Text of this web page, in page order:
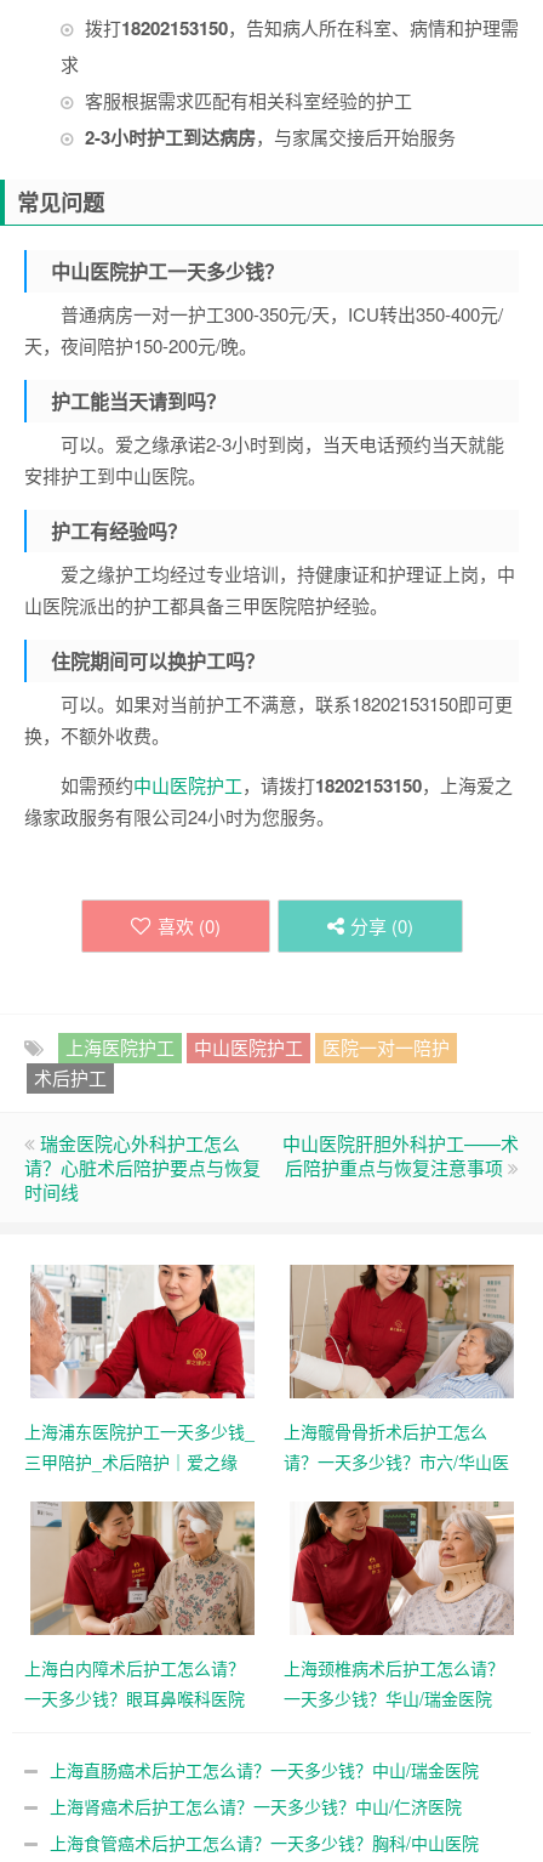
拨打18202153150，告知病人所在科室、病情和护理需
求
客服根据需求匹配有相关科室经验的护工
2-3小时护工到达病房，与家属交接后开始服务
常见问题
中山医院护工一天多少钱？
普通病房一对一护工300-350元/天，ICU转出350-400元/
天，夜间陪护150-200元/晚。
护工能当天请到吗？
可以。爱之缘承诺2-3小时到岗，当天电话预约当天就能
安排护工到中山医院。
护工有经验吗？
爱之缘护工均经过专业培训，持健康证和护理证上岗，中
山医院派出的护工都具备三甲医院陪护经验。
住院期间可以换护工吗？
可以。如果对当前护工不满意，联系18202153150即可更
换，不额外收费。
如需预约中山医院护工，请拨打18202153150，上海爱之
缘家政服务有限公司24小时为您服务。
喜欢 (0) 分享 (0)
上海医院护工 中山医院护工
医院一对一陪护
术后护工
瑞金医院心外科护工怎么
请？心脏术后陪护要点与恢复
时间线
中山医院肝胆外科护工——术
后陪护重点与恢复注意事项
上海浦东医院护工一天多少钱_
三甲陪护_术后陪护｜爱之缘
上海髋骨骨折术后护工怎么
请？一天多少钱？市六/华山医
上海白内障术后护工怎么请？
一天多少钱？眼耳鼻喉科医院
上海颈椎病术后护工怎么请？
一天多少钱？华山/瑞金医院
上海直肠癌术后护工怎么请？一天多少钱？中山/瑞金医院
上海肾癌术后护工怎么请？一天多少钱？中山/仁济医院
上海食管癌术后护工怎么请？一天多少钱？胸科/中山医院